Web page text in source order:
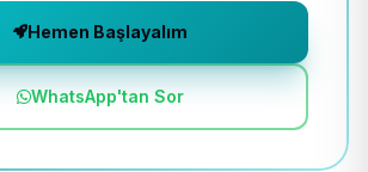
Hemen Başlayalım
WhatsApp'tan Sor